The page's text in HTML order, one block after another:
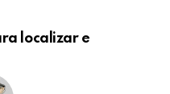
localizar e